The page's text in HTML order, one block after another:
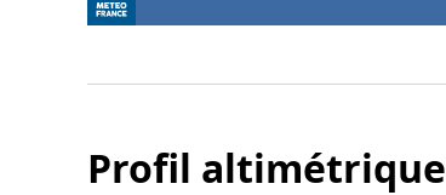
Profil altimétrique